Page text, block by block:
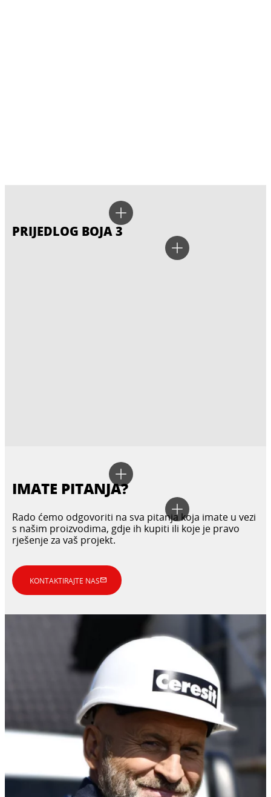
PRIJEDLOG BOJA 3
IMATE PITANJA?
Rado ćemo odgovoriti na sva pitanja koja imate u vezi
s našim proizvodima, gdje ih kupiti ili koje je pravo
rješenje za vaš projekt.
KONTAKTIRAJTE NAS